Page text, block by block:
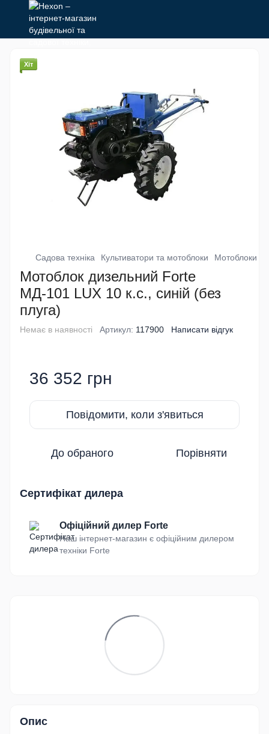
Хіт
Садова техніка Культиватори та мотоблоки Мотоблоки
Мотоблок дизельний Forte
МД-101 LUX 10 к.с., синій (без
плуга)
Немає в наявності Артикул: 117900 Написати відгук
36 352 грн
Повідомити, коли з'явиться
До обраного Порівняти
Сертифікат дилера
Офіційний дилер Forte
Наш інтернет-магазин є офіційним дилером
техніки Forte
Опис